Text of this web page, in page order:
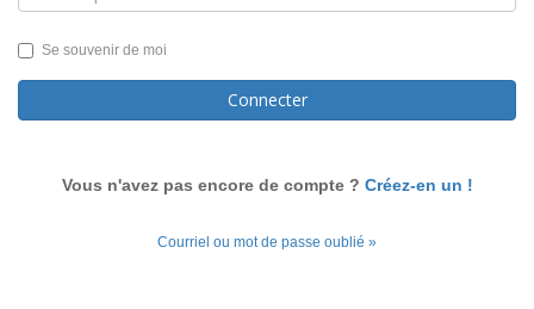
Se souvenir de moi
Connecter
Vous n'avez pas encore de compte ? Créez-en un !
Courriel ou mot de passe oublié »